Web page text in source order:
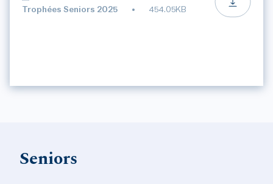
Trophées Seniors 2025
454.05KB
Seniors